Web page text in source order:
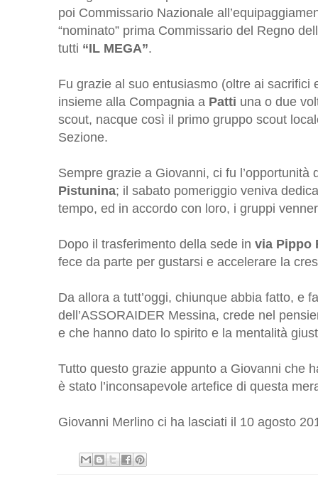
poi Commissario Nazionale
“nominato” prima Commissario del Regno
tutti “IL MEGA”.
Fu grazie al suo entusiasmo (oltre ai sacrifici
insieme alla Compagnia a Patti una o due
scout, nacque così il primo gruppo scout
Sezione.
Sempre grazie a Giovanni, ci fu l’opportunità
Pistunina; il sabato pomeriggio veniva
tempo, ed in accordo con loro, i gruppi
Dopo il trasferimento della sede in via Pippo
fece da parte per gustarsi e accelerare la
Da allora a tutt’oggi, chiunque abbia fatto, e
dell’ASSORAIDER Messina, crede nel
e che hanno dato lo spirito e la mentalità
Tutto questo grazie appunto a Giovanni che
è stato l’inconsapevole artefice di questa
Giovanni Merlino ci ha lasciati il 10 agosto